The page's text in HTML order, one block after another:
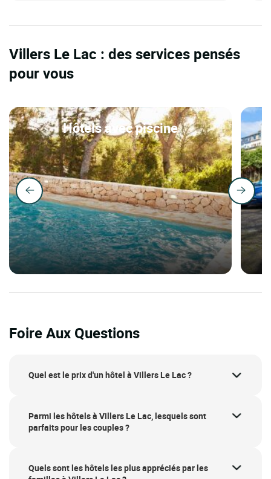
Villers Le Lac : des services pensés
pour vous
Hôtels avec piscine
Foire Aux Questions
Quel est le prix d'un hôtel à Villers Le Lac ?
Parmi les hôtels à Villers Le Lac, lesquels sont
parfaits pour les couples ?
Quels sont les hôtels les plus appréciés par les